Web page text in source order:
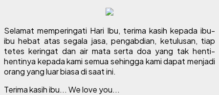
Selamat memperingati Hari Ibu, terima kasih kepada ibu-
ibu hebat atas segala jasa, pengabdian, ketulusan, tiap
tetes keringat dan air mata serta doa yang tak henti-
hentinya kepada kami semua sehingga kami dapat menjadi
orang yang luar biasa di saat ini.
Terima kasih ibu... We love you...